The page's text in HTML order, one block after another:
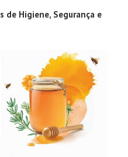
de Higiene, Segurança e